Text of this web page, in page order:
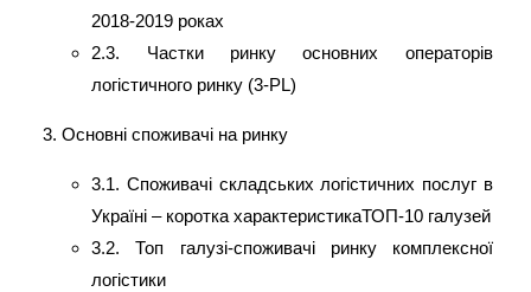
2018-2019 роках
2.3. Частки ринку основних операторів
логістичного ринку (3-PL)
Основні споживачі на ринку
3.1. Споживачі складських логістичних послуг в
Україні – коротка характеристикаТОП-10 галузей
3.2. Топ галузі-споживачі ринку комплексної
логістики